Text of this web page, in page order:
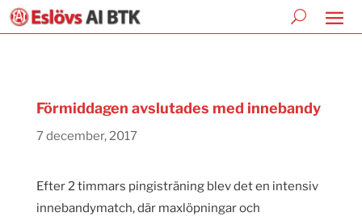
Förmiddagen avslutades med innebandy
7 december, 2017
Efter 2 timmars pingisträning blev det en intensiv
innebandymatch, där maxlöpningar och